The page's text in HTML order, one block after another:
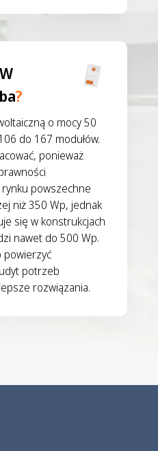
?
o mocy 50
do 167 modułów.
ponieważ
powszechne
niż 350 Wp, jednak
się w konstrukcjach
nawet do 500 Wp.
powierzyć
potrzeb
rozwiązania.